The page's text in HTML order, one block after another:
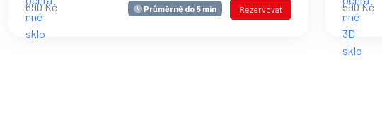
690 Kč Průměrně do 5 min Rezervovat 590 Kč